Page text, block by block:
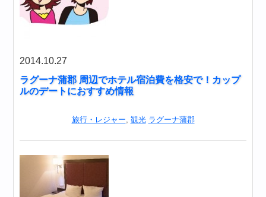
2014.10.27
ラグーナ蒲郡 周辺でホテル宿泊費を格安で！カップ
ルのデートにおすすめ情報
旅行・レジャー, 観光 ラグーナ蒲郡